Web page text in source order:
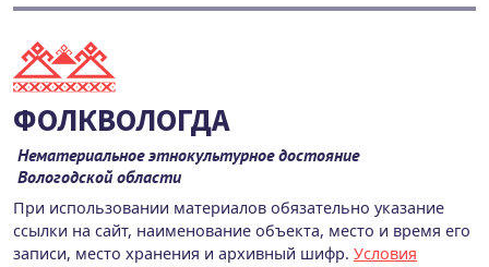
ФОЛКВОЛОГДА
Нематериальное этнокультурное достояние
Вологодской области
При использовании материалов обязательно указание
ссылки на сайт, наименование объекта, место и время его
записи, место хранения и архивный шифр. Условия